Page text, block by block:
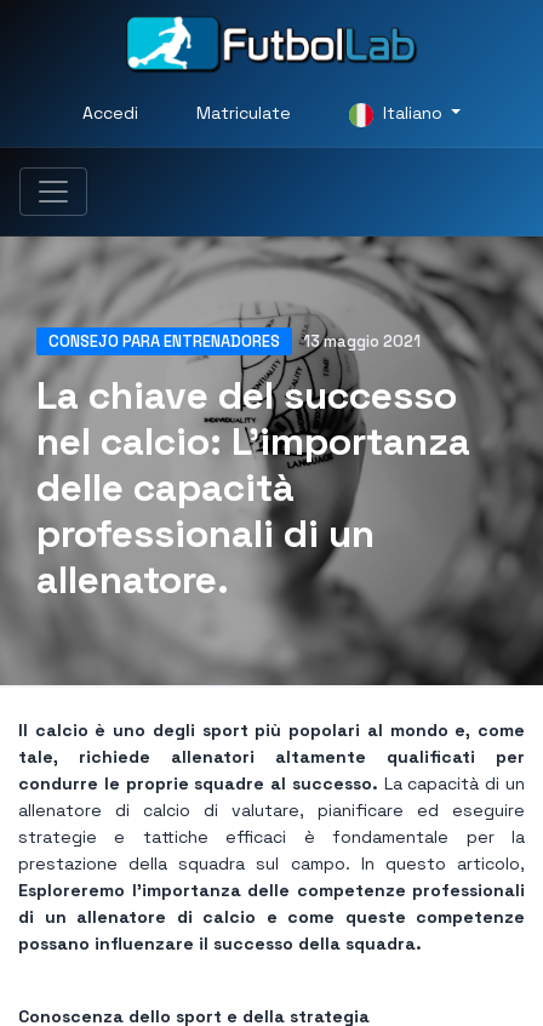
Accedi Matriculate Italiano
CONSEJO PARA ENTRENADORES 13 maggio 2021
La chiave del successo
nel calcio: L'importanza
delle capacità
professionali di un
allenatore.
Il calcio è uno degli sport più popolari al mondo e, come
tale, richiede allenatori altamente qualificati per
condurre le proprie squadre al successo. La capacità di un
allenatore di calcio di valutare, pianificare ed eseguire
strategie e tattiche efficaci è fondamentale per la
prestazione della squadra sul campo. In questo articolo,
Esploreremo l'importanza delle competenze professionali
di un allenatore di calcio e come queste competenze
possano influenzare il successo della squadra.
Conoscenza dello sport e della strategia